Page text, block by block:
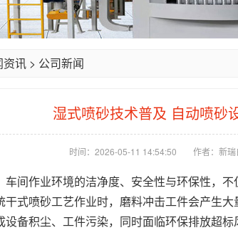
资讯 > 公司新闻
湿式喷砂技术普及 自动喷砂
时间：2026-05-11 14:54:50 作者：新
间作业环境的洁净度、安全性与环保性，不
干式喷砂工艺作业时，磨料冲击工件会产生
设备积尘、工件污染，同时面临环保排放超